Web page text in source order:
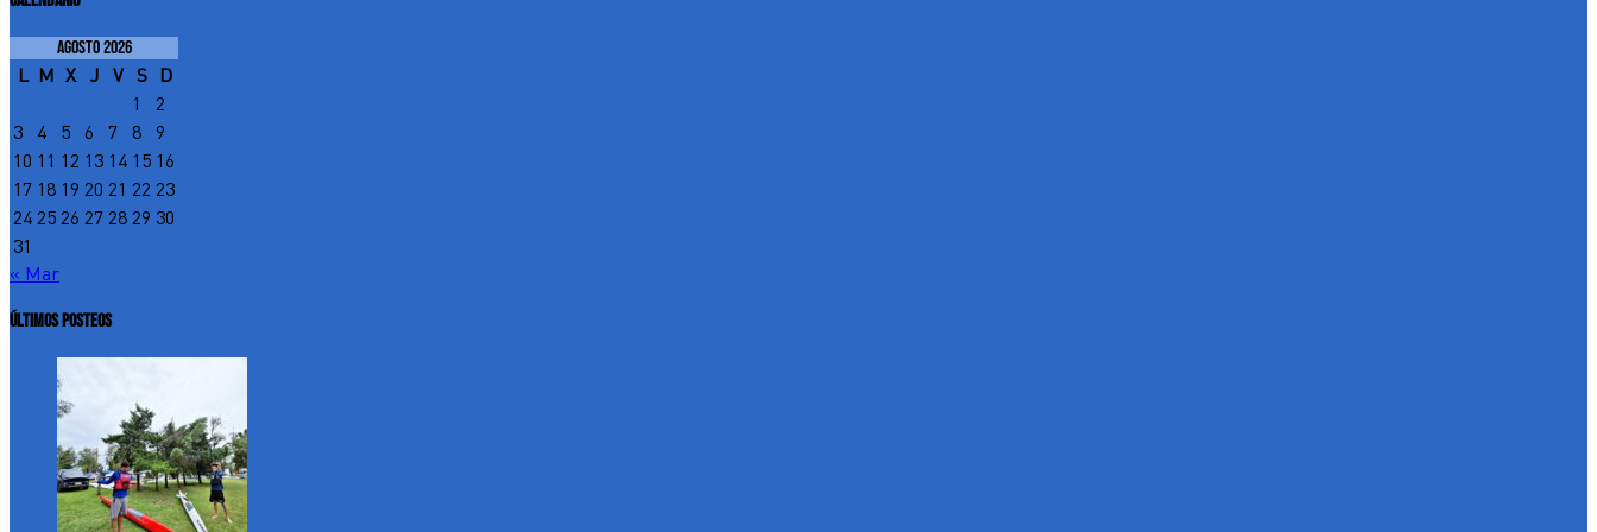
agosto 2026
L M X J V S D
1
2
3
4 5 6 7 8
9
10 11 12 13 14 15 16
17 18 19 20 21 22 23
24 25 26 27 28 29 30
31
« Mar
ÚLTIMOS POSTEOS